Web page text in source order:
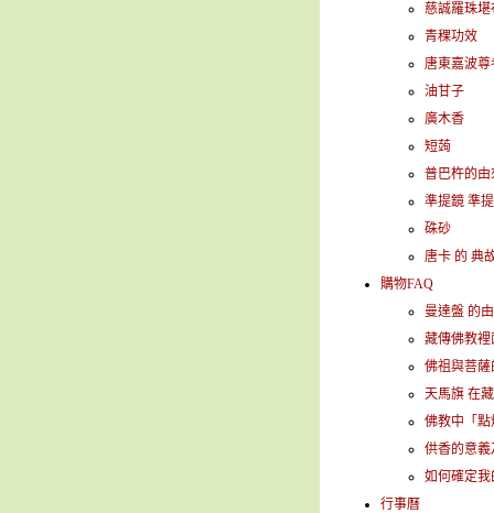
慈誠羅珠堪
青稞功效
唐東嘉波尊
油甘子
廣木香
短蒟
普巴杵的由
準提鏡 準
硃砂
唐卡 的 典
購物FAQ
曼達盤 的
藏傳佛教裡
佛祖與菩薩
天馬旗 在
佛教中「
供香的意義
如何確定
行事曆